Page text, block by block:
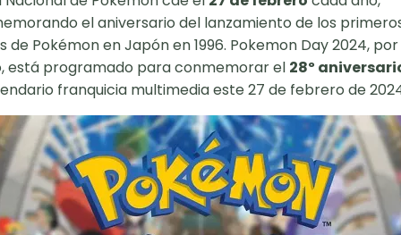
el aniversario del lanzamiento de los
de Pokémon en Japón en 1996. Pokemon Day 2024,
está programado para conmemorar el 28º
franquicia multimedia este 27 de febrero de